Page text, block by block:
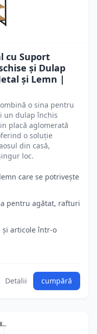
cu Suport
și Dulap
și Lemn |
o sina pentru
un dulap închis
placă aglomerată
o soluție
din casă,
loc.
care se potrivește
pentru agătat, rafturi
și articole într-o
Detalii cumpără